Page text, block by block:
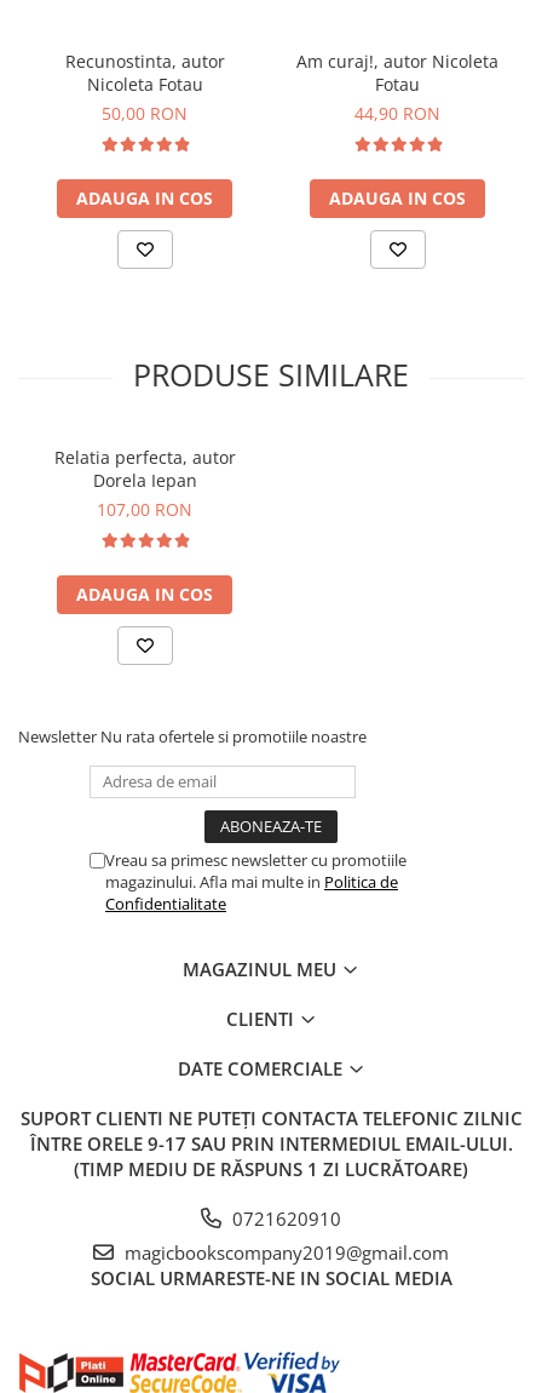
Recunostinta, autor
Nicoleta Fotau
50,00 RON
ADAUGA IN COS
Am curaj!, autor Nicoleta
Fotau
44,90 RON
ADAUGA IN COS
PRODUSE SIMILARE
Relatia perfecta, autor
Dorela Iepan
107,00 RON
ADAUGA IN COS
Newsletter Nu rata ofertele si promotiile noastre
Vreau sa primesc newsletter cu promotiile
magazinului. Afla mai multe in Politica de
Confidentialitate
MAGAZINUL MEU
CLIENTI
DATE COMERCIALE
SUPORT CLIENTI NE PUTEȚI CONTACTA TELEFONIC ZILNIC
ÎNTRE ORELE 9-17 SAU PRIN INTERMEDIUL EMAIL-ULUI.
(TIMP MEDIU DE RĂSPUNS 1 ZI LUCRĂTOARE)
0721620910
magicbookscompany2019@gmail.com
SOCIAL URMARESTE-NE IN SOCIAL MEDIA